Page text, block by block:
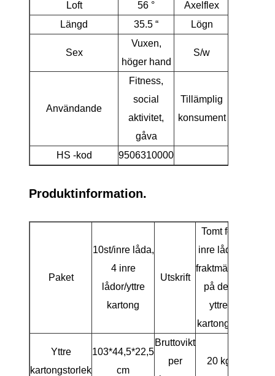
Loft
56 °
Axelflex
Längd
35.5 “ Lögn
Sex
Vuxen,
höger hand
S/w
Användande
Fitness,
social
aktivitet,
gåva
Tillämplig
konsument
HS -kod 9506310000
Produktinformation.
Paket
10st/inre låda,
4 inre
lådor/yttre
kartong
Utskrift
Tomt för
inre låda,
fraktmärke
på den
yttre
kartongen
Yttre
kartongstorlek
103*44,5*22,5
cm
Bruttovikt
per
20 kg